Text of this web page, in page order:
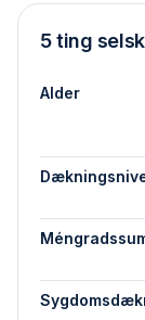
5 ting
Alder